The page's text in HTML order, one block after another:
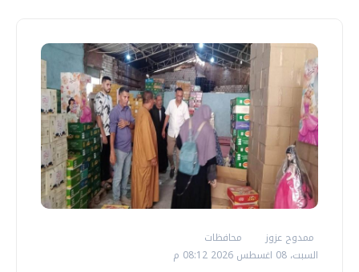
ممدوح عزوز
محافظات
السبت، 08 اغسطس 2026 08:12 م